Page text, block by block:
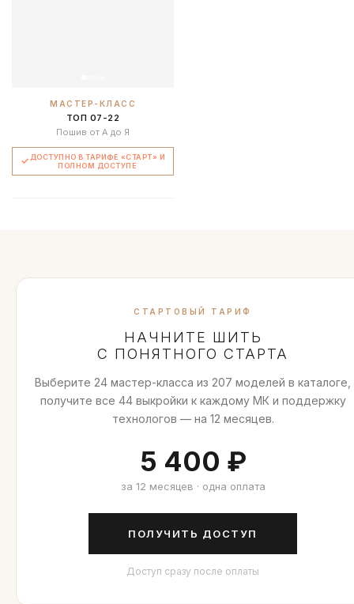
МАСТЕР-КЛАСС
ТОП 07-22
Пошив от А до Я
ДОСТУПНО В ТАРИФЕ «СТАРТ» И
ПОЛНОМ ДОСТУПЕ
СТАРТОВЫЙ ТАРИФ
НАЧНИТЕ ШИТЬ
С ПОНЯТНОГО СТАРТА
Выберите 24 мастер-класса из 207 моделей в каталоге,
получите все 44 выкройки к каждому МК и поддержку
технологов — на 12 месяцев.
5 400 ₽
за 12 месяцев · одна оплата
ПОЛУЧИТЬ ДОСТУП
Доступ сразу после оплаты